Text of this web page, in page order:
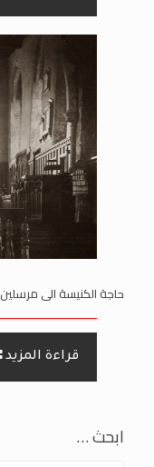
حاجة الكنيسة الى مرسلين
قراءة المزيد
ابحث …